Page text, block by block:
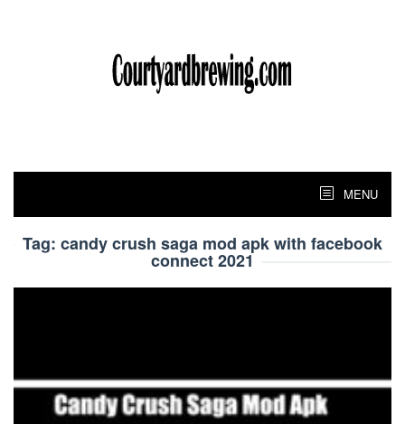
MENU
Tag: candy crush saga mod apk with facebook
connect 2021